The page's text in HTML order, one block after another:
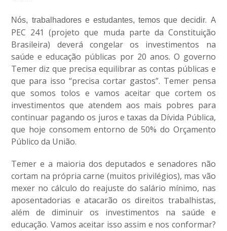
Nós, trabalhadores e estudantes, temos que decidir. A
PEC 241 (projeto que muda parte da Constituição
Brasileira) deverá congelar os investimentos na
saúde e educação públicas por 20 anos. O governo
Temer diz que precisa equilibrar as contas públicas e
que para isso “precisa cortar gastos”. Temer pensa
que somos tolos e vamos aceitar que cortem os
investimentos que atendem aos mais pobres para
continuar pagando os juros e taxas da Dívida Pública,
que hoje consomem entorno de 50% do Orçamento
Público da União.
Temer e a maioria dos deputados e senadores não
cortam na própria carne (muitos privilégios), mas vão
mexer no cálculo do reajuste do salário mínimo, nas
aposentadorias e atacarão os direitos trabalhistas,
além de diminuir os investimentos na saúde e
educação. Vamos aceitar isso assim e nos conformar?